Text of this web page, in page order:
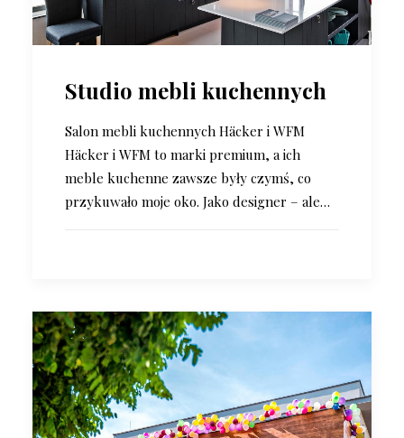
Studio mebli kuchennych
Salon mebli kuchennych Häcker i WFM
Häcker i WFM to marki premium, a ich
meble kuchenne zawsze były czymś, co
przykuwało moje oko. Jako designer – ale…